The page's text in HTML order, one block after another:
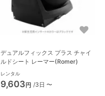
デュアルフィックス プラス チャイ
ルドシート レーマー(Romer)
レンタル
9,603円 /3日 〜